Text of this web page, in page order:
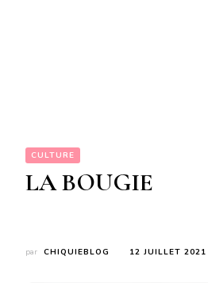
CULTURE
LA BOUGIE
par CHIQUIEBLOG 12 JUILLET 2021